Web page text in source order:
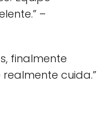
–
finalmente
cuida.”